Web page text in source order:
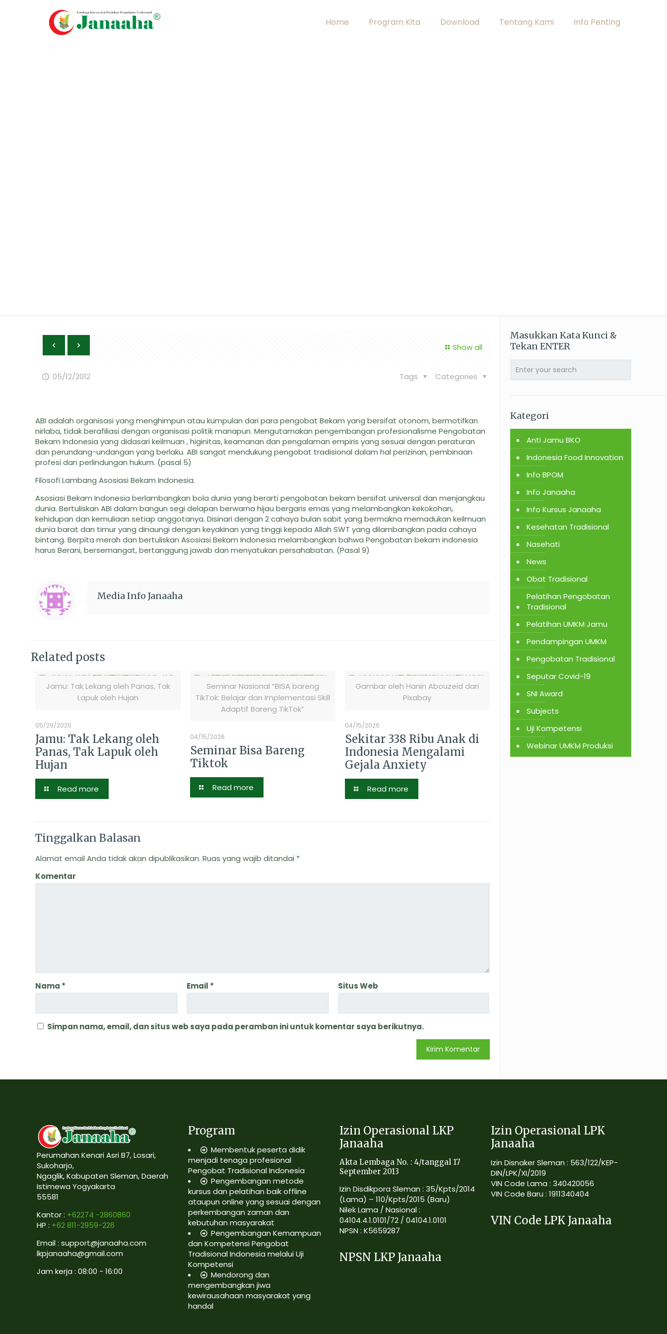
Home Program Kita Download Tentang Kami Info Penting
Show all
05/12/2012 Categories
Tags
ABI adalah organisasi yang menghimpun atau kumpulan dari para pengobat Bekam yang bersifat otonom, bermotifkan
nirlaba, tidak berafiliasi dengan organisasi politik manapun. Mengutamakan pengembangan profesionalisme Pengobatan
Bekam Indonesia yang didasari keilmuan , higinitas, keamanan dan pengalaman empiris yang sesuai dengan peraturan
dan perundang-undangan yang berlaku. ABI sangat mendukung pengobat tradisional dalam hal perizinan, pembinaan
profesi dan perlindungan hukum. (pasal 5)
Filosofi Lambang Asosiasi Bekam Indonesia.
Asosiasi Bekam Indonesia berlambangkan bola dunia yang berarti pengobatan bekam bersifat universal dan menjangkau
dunia. Bertuliskan ABI dalam bangun segi delapan berwarna hijau bergaris emas yang melambangkan kekokohan,
kehidupan dan kemuliaan setiap anggotanya. Disinari dengan 2 cahaya bulan sabit yang bermakna memadukan keilmuan
dunia barat dan timur yang dinaungi dengan keyakinan yang tinggi kepada Allah SWT yang dilambangkan pada cahaya
bintang. Berpita merah dan bertuliskan Asosiasi Bekam Indonesia melambangkan bahwa Pengobatan bekam indonesia
harus Berani, bersemangat, bertanggung jawab dan menyatukan persahabatan. (Pasal 9)
Media Info Janaaha
Related posts
Jamu: Tak Lekang oleh Panas, Tak
Lapuk oleh Hujan
05/29/2026
Jamu: Tak Lekang oleh
Panas, Tak Lapuk oleh
Hujan
Read more
Seminar Nasional “BISA bareng
TikTok: Belajar dan Implementasi Skill
Adaptif Bareng TikTok”
04/15/2026
Seminar Bisa Bareng
Tiktok
Read more
Gambar oleh Hanin Abouzeid dari
Pixabay
04/15/2026
Sekitar 338 Ribu Anak di
Indonesia Mengalami
Gejala Anxiety
Read more
Tinggalkan Balasan
Alamat email Anda tidak akan dipublikasikan. Ruas yang wajib ditandai *
Komentar
Nama * Email * Situs Web
Simpan nama, email, dan situs web saya pada peramban ini untuk komentar saya berikutnya.
Masukkan Kata Kunci &
Tekan ENTER
Kategori
Anti Jamu BKO
Indonesia Food Innovation
Info BPOM
Info Janaaha
Info Kursus Janaaha
Kesehatan Tradisional
Nasehati
News
Obat Tradisional
Pelatihan Pengobatan
Tradisional
Pelatihan UMKM Jamu
Pendampingan UMKM
Pengobatan Tradisional
Seputar Covid-19
SNI Award
Subjects
Uji Kompetensi
Webinar UMKM Produksi
Perumahan Kenari Asri B7, Losari,
Sukoharjo,
Ngaglik, Kabupaten Sleman, Daerah
Istimewa Yogyakarta
55581
Kantor : +62274 -2860860
HP : +62 811-2959-226
Email : support@janaaha.com
lkpjanaaha@gmail.com
Jam kerja : 08:00 - 16:00
Program
Membentuk peserta didik
menjadi tenaga profesional
Pengobat Tradisional Indonesia
Pengembangan metode
kursus dan pelatihan baik offline
ataupun online yang sesuai dengan
perkembangan zaman dan
kebutuhan masyarakat
Pengembangan Kemampuan
dan Kompetensi Pengobat
Tradisional Indonesia melalui Uji
Kompetensi
Mendorong dan
mengembangkan jiwa
kewirausahaan masyarakat yang
handal
Izin Operasional LKP
Janaaha
Akta Lembaga No. : 4/tanggal 17
September 2013
Izin Disdikpora Sleman : 35/Kpts/2014
(Lama) – 110/Kpts/2015 (Baru)
Nilek Lama / Nasional :
04104.4.1.0101/72 / 04104.1.0101
NPSN : K5659287
NPSN LKP Janaaha
Izin Operasional LPK
Janaaha
Izin Disnaker Sleman : 563/122/KEP-
DIN/LPK/XI/2019
VIN Code Lama : 340420056
VIN Code Baru : 1911340404
VIN Code LPK Janaaha